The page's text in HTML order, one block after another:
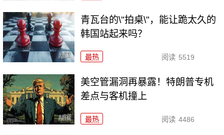
青瓦台的\"拍桌\"，能让跪太久的
韩国站起来吗？
最热 阅读 5519
美空管漏洞再暴露！特朗普专机
差点与客机撞上
最热 阅读 4486